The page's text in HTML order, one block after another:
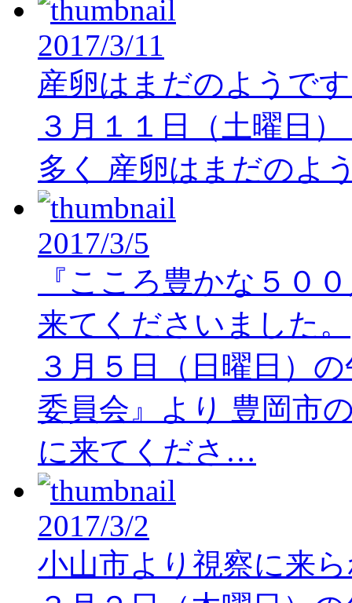
2017/3/11
産卵はまだのようで
３月１１日（土曜日
多く 産卵はまだの
2017/3/5
『こころ豊かな５０
来てくださいました。
３月５日（日曜日）
委員会』より 豊岡市
に来てくださ…
2017/3/2
小山市より視察に来